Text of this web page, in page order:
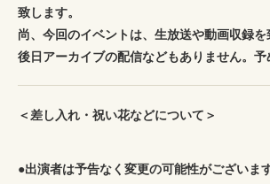
致します。
尚、今回のイベントは、生放送や動画収録を
後日アーカイブの配信などもありません。予
＜差し入れ・祝い花などについて＞
●出演者は予告なく変更の可能性がございま